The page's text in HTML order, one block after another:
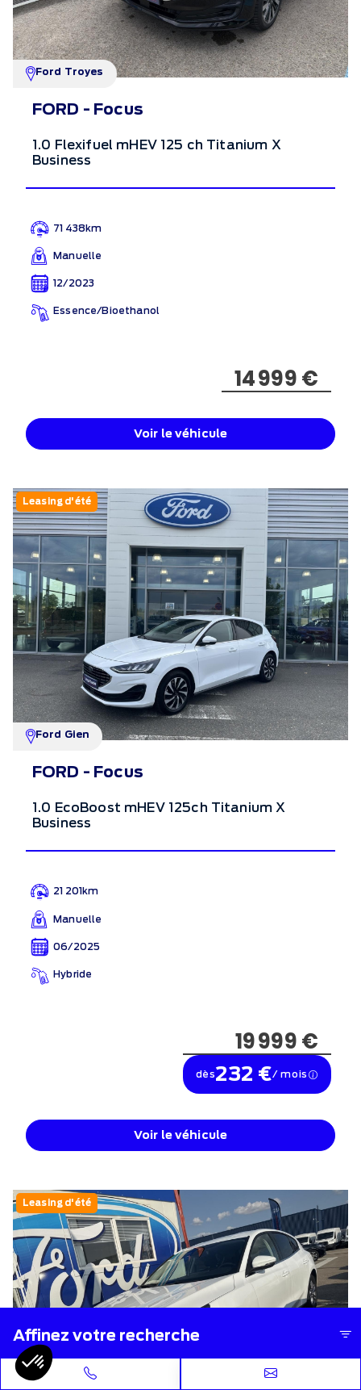
Affinez votre recherche
Ford Troyes
FORD - Focus
1.0 Flexifuel mHEV 125 ch Titanium X
Business
71 438km
Manuelle
12/2023
Essence/Bioethanol
14 999 €
Voir le véhicule
Leasing d'été
Ford Gien
FORD - Focus
1.0 EcoBoost mHEV 125ch Titanium X
Business
21 201km
Manuelle
06/2025
Hybride
19 999 €
dès232 €/ mois
Voir le véhicule
Leasing d'été